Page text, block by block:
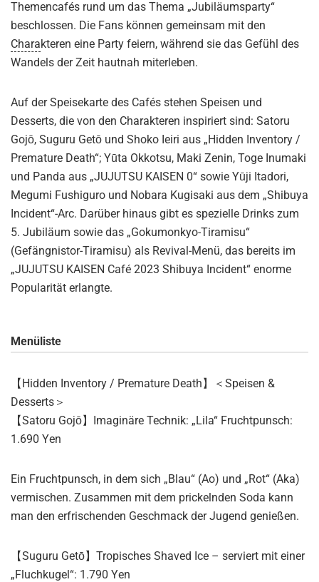
Themencafés rund um das Thema „Jubiläumsparty“
beschlossen. Die Fans können gemeinsam mit den
Charakteren eine Party feiern, während sie das Gefühl des
Wandels der Zeit hautnah miterleben.
Auf der Speisekarte des Cafés stehen Speisen und
Desserts, die von den Charakteren inspiriert sind: Satoru
Gojō, Suguru Getō und Shoko Ieiri aus „Hidden Inventory /
Premature Death“; Yūta Okkotsu, Maki Zenin, Toge Inumaki
und Panda aus „JUJUTSU KAISEN 0“ sowie Yūji Itadori,
Megumi Fushiguro und Nobara Kugisaki aus dem „Shibuya
Incident“-Arc. Darüber hinaus gibt es spezielle Drinks zum
5. Jubiläum sowie das „Gokumonkyo-Tiramisu“
(Gefängnistor-Tiramisu) als Revival-Menü, das bereits im
„JUJUTSU KAISEN Café 2023 Shibuya Incident“ enorme
Popularität erlangte.
Menüliste
【Hidden Inventory / Premature Death】＜Speisen &
Desserts＞
【Satoru Gojō】Imaginäre Technik: „Lila“ Fruchtpunsch:
1.690 Yen
Ein Fruchtpunsch, in dem sich „Blau“ (Ao) und „Rot“ (Aka)
vermischen. Zusammen mit dem prickelnden Soda kann
man den erfrischenden Geschmack der Jugend genießen.
【Suguru Getō】Tropisches Shaved Ice – serviert mit einer
„Fluchkugel“: 1.790 Yen